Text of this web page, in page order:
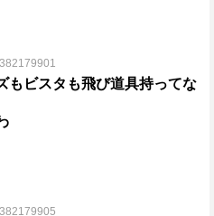
もビスタも飛び道具持ってな